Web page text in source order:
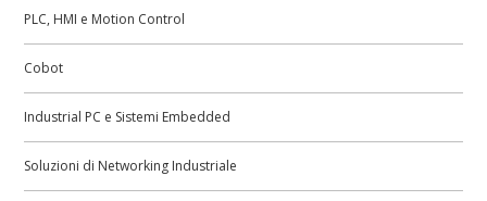
PLC, HMI e Motion Control
Cobot
Industrial PC e Sistemi Embedded
Soluzioni di Networking Industriale